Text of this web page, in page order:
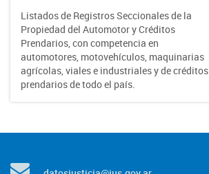
Listados de Registros Seccionales de la
Propiedad del Automotor y Créditos
Prendarios, con competencia en
automotores, motovehículos, maquinarias
agrícolas, viales e industriales y de créditos
prendarios de todo el país.